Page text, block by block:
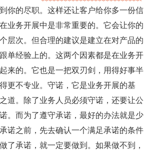
你的尽职。这样还让客户给你多一份信
业务开展中是非常重要的。它会让你的
层次。但合理的建议是建立在对产品的
单经验上的。这两个因素都是在业务开
来的。它也是一把双刃剑，用得好事半
更不专业。守诺，它是业务开展的基
道。除了业务人员必须守诺，还要让公
。而为了遵守承诺，最好的办法就是少
诺之前，先去确认一个满足承诺的条件
了承诺，就一定要做到。如果做不到，